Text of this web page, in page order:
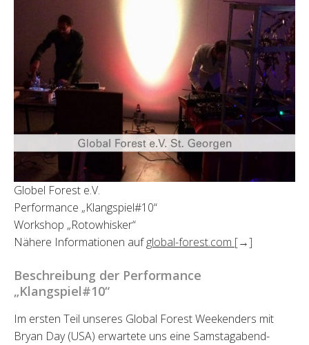
Globel Forest e.V.
Performance „Klangspiel#10“
Workshop „Rotowhisker“
Nähere Informationen aufglobal-forest.com [→]
Beschreibung der Performance
„Klangspiel#10“
Im ersten Teil unseres Global Forest Weekenders mit
Bryan Day (USA) erwartete uns eine Samstagabend-